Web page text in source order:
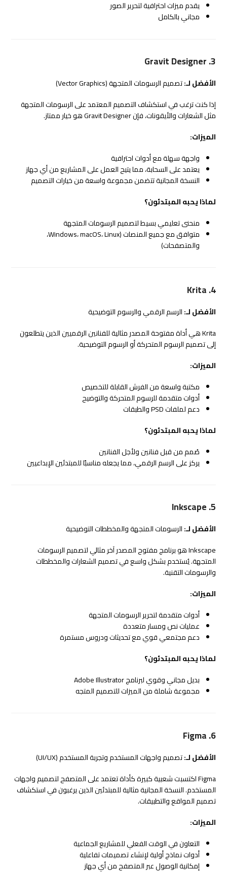
يقدم ميزات احترافية لتحرير الصور
مجاني بالكامل
3. Gravit Designer
الأفضل لـ:تصميم الرسومات المتجهة (Vector Graphics)
إذا كنت ترغب في استكشاف التصميم المعتمد على الرسومات المتجهة
مثل الشعارات والأيقونات، فإن Gravit Designer هو خيار ممتاز.
الميزات:
واجهة سهلة مع أدوات احترافية
يعتمد على السحابة، مما يتيح العمل على المشاريع من أي جهاز
النسخة المجانية تتضمن مجموعة واسعة من خيارات التصميم
لماذا يحبه المبتدئون؟
منحنى تعليمي بسيط لتصميم الرسومات المتجهة
متوافق مع جميع المنصات (Windows، macOS، Linux،
والمتصفحات)
4. Krita
الأفضل لـ:الرسم الرقمي والرسوم التوضيحية
Krita هي أداة مفتوحة المصدر مثالية للفنانين الرقميين الذين يتطلعون
إلى تصميم الرسوم المتحركة أو الرسوم التوضيحية.
الميزات:
مكتبة واسعة من الفرش القابلة للتخصيص
أدوات متقدمة للرسوم المتحركة والتوضيح
دعم لملفات PSD والطبقات
لماذا يحبه المبتدئون؟
صُمم من قبل فنانين ولأجل الفنانين
يركز على الرسم الرقمي، مما يجعله مناسبًا للمبتدئين الإبداعيين
5. Inkscape
الأفضل لـ:الرسومات المتجهة والمخططات التوضيحية
Inkscape هو برنامج مفتوح المصدر آخر مثالي لتصميم الرسومات
المتجهة. يُستخدم بشكل واسع في تصميم الشعارات والمخططات
والرسومات التقنية.
الميزات:
أدوات متقدمة لتحرير الرسومات المتجهة
عمليات نص ومسار متعددة
دعم مجتمعي قوي مع تحديثات ودروس مستمرة
لماذا يحبه المبتدئون؟
بديل مجاني وقوي لبرنامج Adobe Illustrator
مجموعة شاملة من الميزات للتصميم المتجه
6. Figma
الأفضل لـ:تصميم واجهات المستخدم وتجربة المستخدم (UI/UX)
Figma اكتسبت شعبية كبيرة كأداة تعتمد على المتصفح لتصميم واجهات
المستخدم. النسخة المجانية مثالية للمبتدئين الذين يرغبون في استكشاف
تصميم المواقع والتطبيقات.
الميزات:
التعاون في الوقت الفعلي للمشاريع الجماعية
أدوات نماذج أولية لإنشاء تصميمات تفاعلية
إمكانية الوصول عبر المتصفح من أي جهاز